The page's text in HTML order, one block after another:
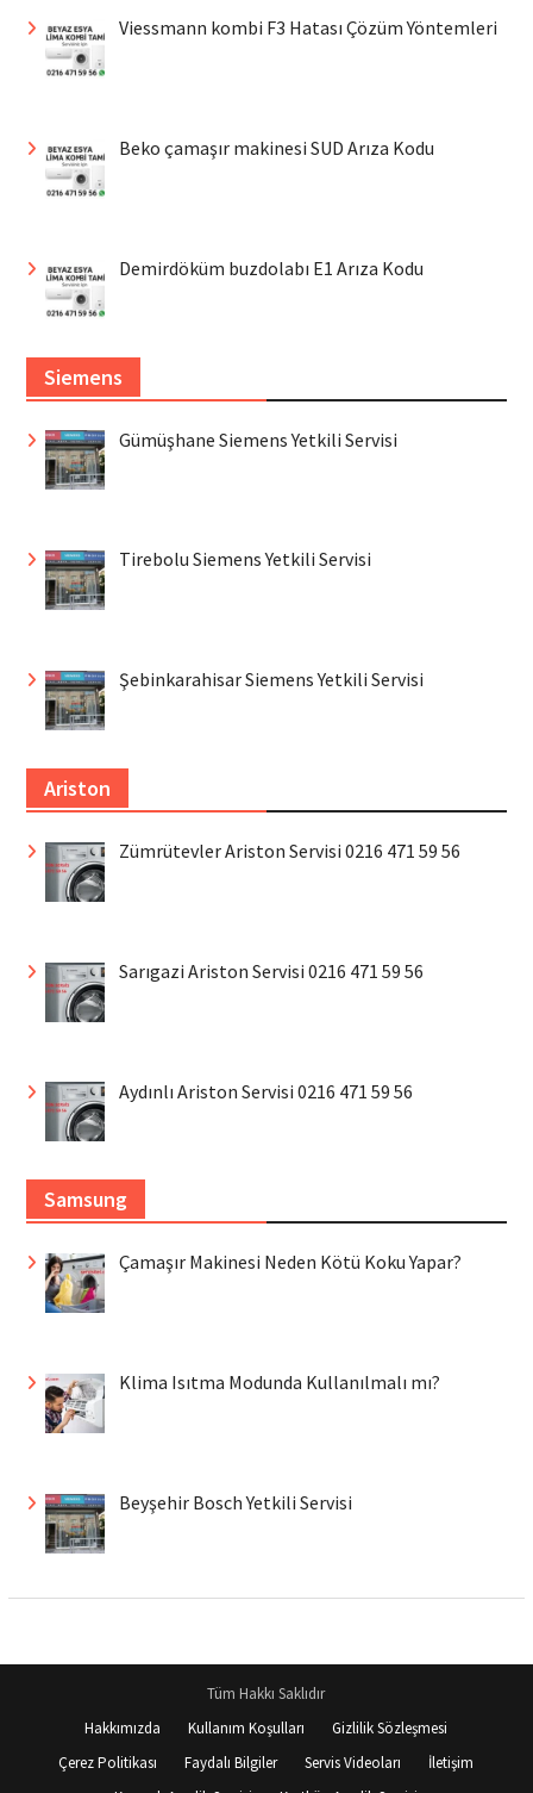
Viessmann kombi F3 Hatası Çözüm Yöntemleri
Beko çamaşır makinesi SUD Arıza Kodu
Demirdöküm buzdolabı E1 Arıza Kodu
Siemens
Gümüşhane Siemens Yetkili Servisi
Tirebolu Siemens Yetkili Servisi
Şebinkarahisar Siemens Yetkili Servisi
Ariston
Zümrütevler Ariston Servisi 0216 471 59 56
Sarıgazi Ariston Servisi 0216 471 59 56
Aydınlı Ariston Servisi 0216 471 59 56
Samsung
Çamaşır Makinesi Neden Kötü Koku Yapar?
Klima Isıtma Modunda Kullanılmalı mı?
Beyşehir Bosch Yetkili Servisi
Tüm Hakkı Saklıdır
Hakkımızda
Kullanım Koşulları
Gizlilik Sözleşmesi
Çerez Politikası
Faydalı Bilgiler Servis Videoları
İletişim